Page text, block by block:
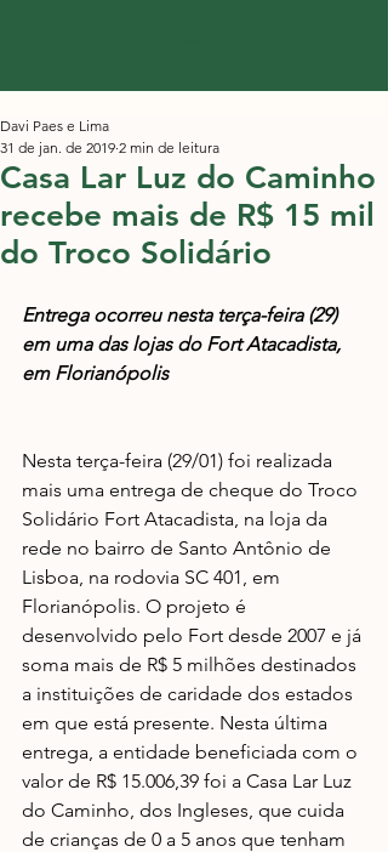
Casa Lar Luz do Caminho
recebe mais de R$ 15 mil
do Troco Solidário
Davi Paes e Lima
31 de jan. de 2019 2 min de leitura
Entrega ocorreu nesta terça-feira (29)
em uma das lojas do Fort Atacadista,
em Florianópolis
Nesta terça-feira (29/01) foi realizada
mais uma entrega de cheque do Troco
Solidário Fort Atacadista, na loja da
rede no bairro de Santo Antônio de
Lisboa, na rodovia SC 401, em
Florianópolis. O projeto é
desenvolvido pelo Fort desde 2007 e já
soma mais de R$ 5 milhões destinados
a instituições de caridade dos estados
em que está presente. Nesta última
entrega, a entidade beneficiada com o
valor de R$ 15.006,39 foi a Casa Lar Luz
do Caminho, dos Ingleses, que cuida
de crianças de 0 a 5 anos que tenham